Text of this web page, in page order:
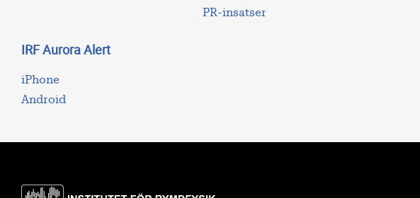
PR-insatser
IRF Aurora Alert
iPhone
Android